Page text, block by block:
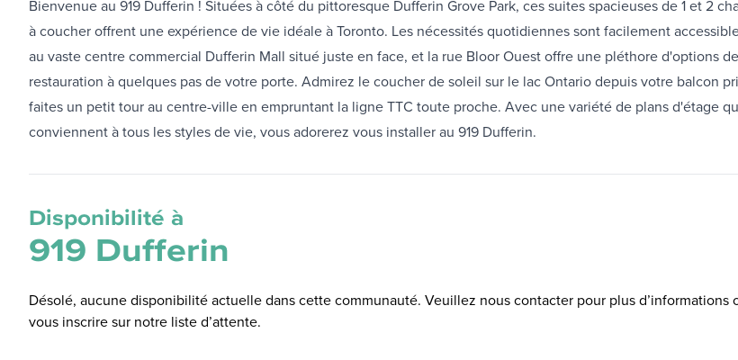
Bienvenue au 919 Dufferin ! Situées à côté du pittoresque Dufferin Grove Park, ces suites spacieuses de 1 et 2
à coucher offrent une expérience de vie idéale à Toronto. Les nécessités quotidiennes sont facilement
au vaste centre commercial Dufferin Mall situé juste en face, et la rue Bloor Ouest offre une pléthore d'options de
restauration à quelques pas de votre porte. Admirez le coucher de soleil sur le lac Ontario depuis votre balcon
faites un petit tour au centre-ville en empruntant la ligne TTC toute proche. Avec une variété de plans d'étage
conviennent à tous les styles de vie, vous adorerez vous installer au 919 Dufferin.
Disponibilité à
919 Dufferin
Désolé, aucune disponibilité actuelle dans cette communauté. Veuillez nous contacter pour plus d’informations
vous inscrire sur notre liste d’attente.